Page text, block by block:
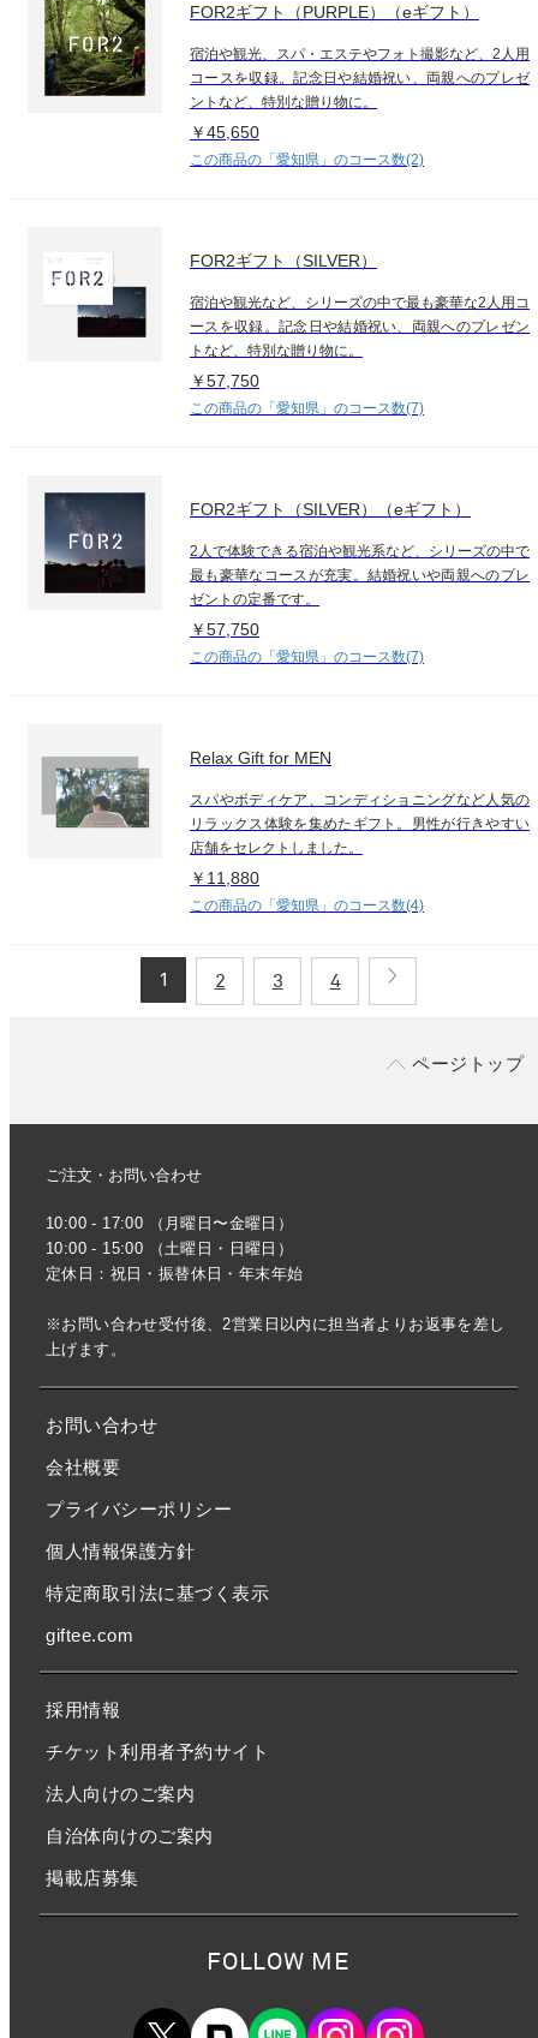
FOR2ギフト（PURPLE）（eギフト）
宿泊や観光、スパ・エステやフォト撮影など、2人用
コースを収録。記念日や結婚祝い、両親へのプレゼ
ントなど、特別な贈り物に。
￥45,650
この商品の「愛知県」のコース数(2)
FOR2ギフト（SILVER）
宿泊や観光など、シリーズの中で最も豪華な2人用コ
ースを収録。記念日や結婚祝い、両親へのプレゼン
トなど、特別な贈り物に。
￥57,750
この商品の「愛知県」のコース数(7)
FOR2ギフト（SILVER）（eギフト）
2人で体験できる宿泊や観光系など、シリーズの中で
最も豪華なコースが充実。結婚祝いや両親へのプレ
ゼントの定番です。
￥57,750
この商品の「愛知県」のコース数(7)
Relax Gift for MEN
スパやボディケア、コンディショニングなど人気の
リラックス体験を集めたギフト。男性が行きやすい
店舗をセレクトしました。
￥11,880
この商品の「愛知県」のコース数(4)
1 2 3 4
ページトップ
ご注文・お問い合わせ
10:00 - 17:00 （月曜日〜金曜日）
10:00 - 15:00 （土曜日・日曜日）
定休日：祝日・振替休日・年末年始
※お問い合わせ受付後、2営業日以内に担当者よりお返事を差し
上げます。
お問い合わせ
会社概要
プライバシーポリシー
個人情報保護方針
特定商取引法に基づく表示
giftee.com
採用情報
チケット利用者予約サイト
法人向けのご案内
自治体向けのご案内
掲載店募集
FOLLOW ME